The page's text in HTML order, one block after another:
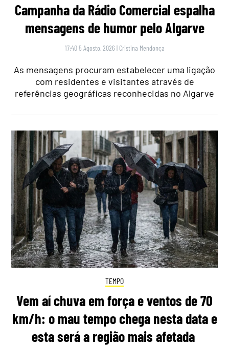
Campanha da Rádio Comercial espalha
mensagens de humor pelo Algarve
17:40 5 Agosto, 2026 | Cristina Mendonça
As mensagens procuram estabelecer uma ligação
com residentes e visitantes através de
referências geográficas reconhecidas no Algarve
TEMPO
Vem aí chuva em força e ventos de 70
km/h: o mau tempo chega nesta data e
esta será a região mais afetada